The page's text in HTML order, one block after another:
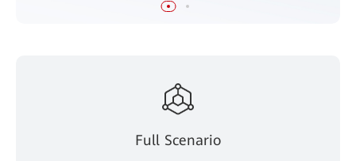
Full Scenario